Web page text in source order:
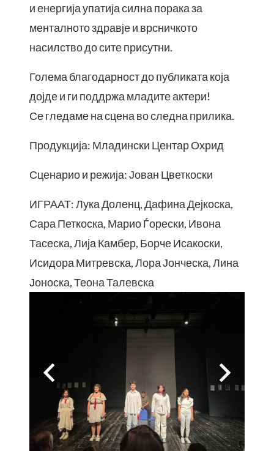
и енергија упатија силна порака за
менталното здравје и врсничкото
насилство до сите присутни.
Голема благодарност до публиката која
дојде и ги поддржа младите актери!
Се гледаме на сцена во следна прилика.
Продукција: Младински Центар Охрид
Сценарио и режија: Јован Цветкоски
ИГРААТ: Лука Доленц, Дафина Дејкоска,
Сара Петкоска, Марио Ѓорески, Ивона
Тасеска, Лија Камбер, Борче Исакоски,
Исидора Митревска, Лора Јонческа, Лина
Јоноска, Теона Талевска